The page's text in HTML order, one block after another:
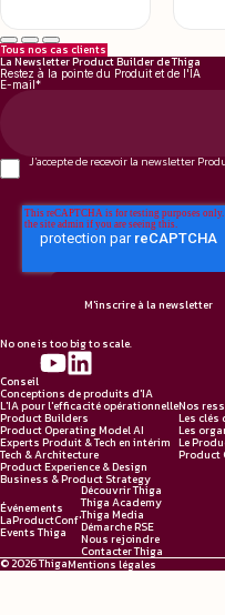
Tous nos cas clients
La Newsletter Product Builder de Thiga
Restez à la pointe du Produit et de l'IA
E-mail*
J'accepte de recevoir la newsletter
No one is too big to scale.
Conseil
Conceptions de produits d'IA
L'IA pour l'efficacité opérationnelle
Product Builders
Product Operating Model AI
Experts Produit & Tech en intérim
Tech & Architecture
Product Experience & Design
Business & Product Strategy
Nos
Les clés
Les
Le
Product
Événements
LaProductConf'
Events Thiga
Découvrir Thiga
Thiga Academy
Thiga Media
Démarche RSE
Nous rejoindre
Contacter Thiga
© 2026 ThigaMentions légales